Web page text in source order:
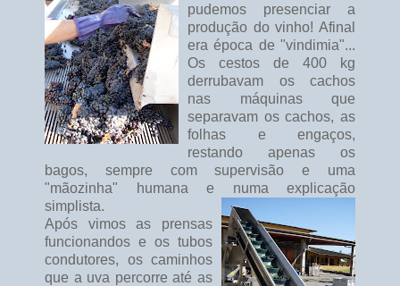
pudemos presenciar a
produção do vinho! Afinal
era época de "vindimia"...
Os cestos de 400 kg
derrubavam os cachos
nas máquinas que
separavam os cachos, as
folhas e engaços,
restando apenas os
bagos, sempre com supervisão e uma
"mãozinha" humana e numa explicação
simplista.
Após vimos as prensas
funcionandos e os tubos
condutores, os caminhos
que a uva percorre até as